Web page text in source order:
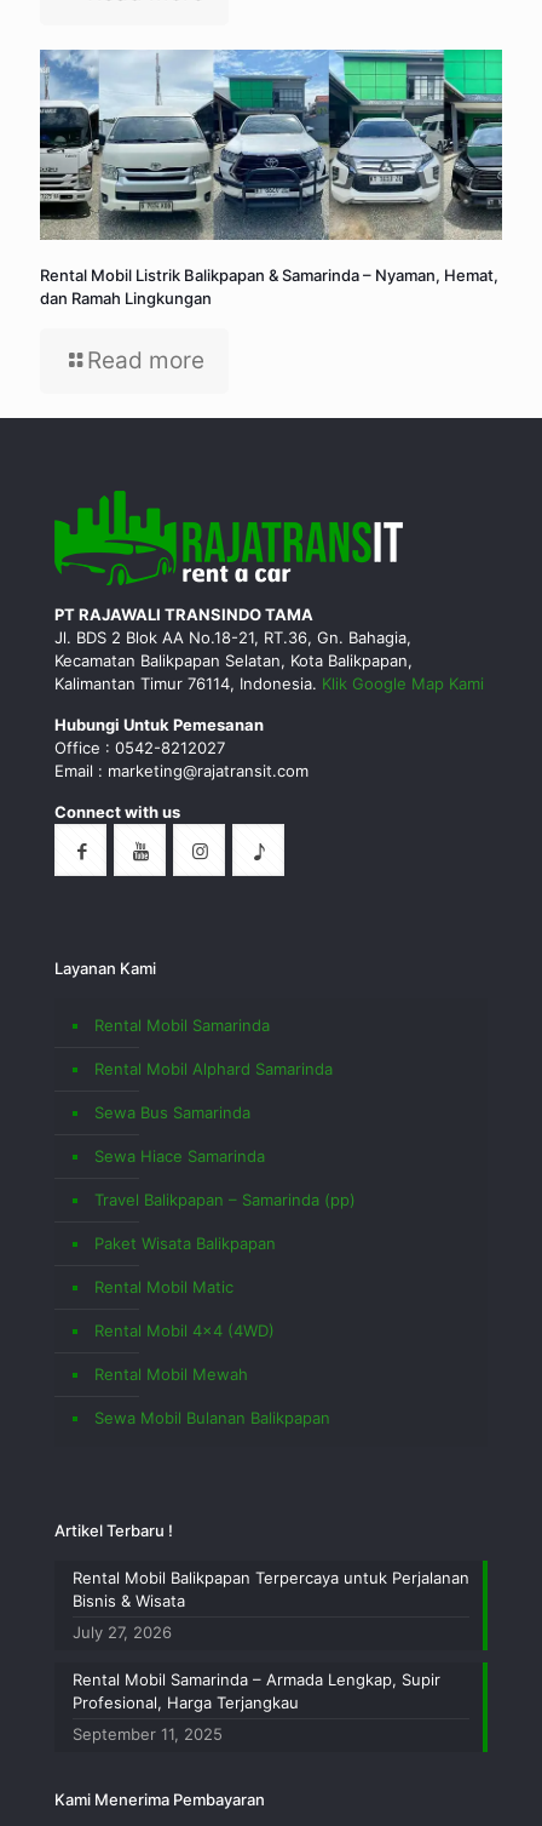
Rental Mobil Listrik Balikpapan & Samarinda – Nyaman, Hemat,
dan Ramah Lingkungan
Read more
PT RAJAWALI TRANSINDO TAMA
Jl. BDS 2 Blok AA No.18-21, RT.36, Gn. Bahagia,
Kecamatan Balikpapan Selatan, Kota Balikpapan,
Kalimantan Timur 76114, Indonesia. Klik Google Map Kami
Hubungi Untuk Pemesanan
Office : 0542-8212027
Email : marketing@rajatransit.com
Connect with us
Layanan Kami
Rental Mobil Samarinda
Rental Mobil Alphard Samarinda
Sewa Bus Samarinda
Sewa Hiace Samarinda
Travel Balikpapan – Samarinda (pp)
Paket Wisata Balikpapan
Rental Mobil Matic
Rental Mobil 4×4 (4WD)
Rental Mobil Mewah
Sewa Mobil Bulanan Balikpapan
Artikel Terbaru !
Rental Mobil Balikpapan Terpercaya untuk Perjalanan
Bisnis & Wisata
July 27, 2026
Rental Mobil Samarinda – Armada Lengkap, Supir
Profesional, Harga Terjangkau
September 11, 2025
Kami Menerima Pembayaran